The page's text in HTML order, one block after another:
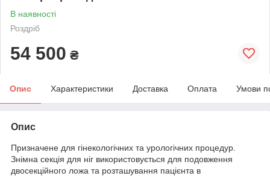
В наявності
Роздріб
54 500 ₴
Опис Характеристики Доставка Оплата Умови
Опис
Призначене для гінекологічних та урологічних процедур.
Знімна секція для ніг використовується для подовження
двосекційного ложа та розташування пацієнта в